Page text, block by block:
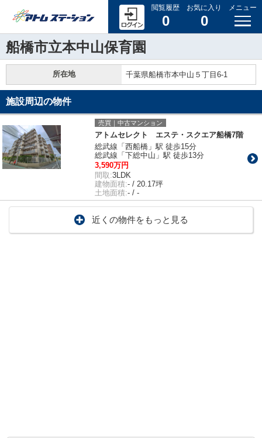
閲覧履歴
0
お気に入り
0
メニュー
船橋市立本中山保育園
所在地 千葉県船橋市本中山５丁目6-1
施設周辺の物件
売買｜中古マンション
アトムセレクト エステ・スクエア船橋7階
総武線「西船橋」駅 徒歩15分
総武線「下総中山」駅 徒歩13分
3,590万円
間取:3LDK
建物面積:- / 20.17坪
土地面積:- / -
近くの物件をもっと見る